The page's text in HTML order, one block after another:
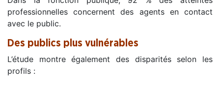
professionnelles concernent des agents en contact
avec le public.
Des publics plus vulnérables
L’étude montre également des disparités selon les
profils :